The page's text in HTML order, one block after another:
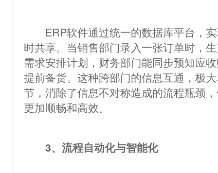
ERP软件通过统一的数据库平台，实
时共享。当销售部门录入一张订单时，
需求安排计划，财务部门能同步预知应
提前备货。这种跨部门的信息互通，极大地缩
节，消除了信息不对称造成的流程瓶颈
更加顺畅和高效。
3、流程自动化与智能化